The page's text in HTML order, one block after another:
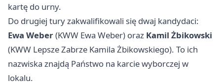
kartę do urny.
Do drugiej tury zakwalifikowali się dwaj kandydaci:
Ewa Weber(KWW Ewa Weber) oraz Kamil Żbikowski
(KWW Lepsze Zabrze Kamila Żbikowskiego). To ich
nazwiska znajdą Państwo na karcie wyborczej w
lokalu.